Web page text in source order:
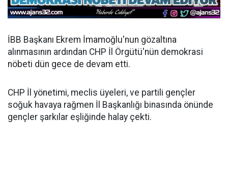
İBB Başkanı Ekrem İmamoğlu'nun gözaltına
alınmasının ardından CHP İl Örgütü'nün demokrasi
nöbeti dün gece de devam etti.
CHP İl yönetimi, meclis üyeleri, ve partili gençler
soğuk havaya rağmen İl Başkanlığı binasında önünde
gençler şarkılar eşliğinde halay çekti.